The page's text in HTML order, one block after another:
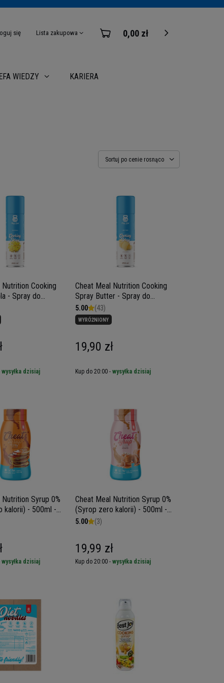
się Lista zakupowa 0,00 zł
WIEDZY KARIERA
Sortuj po cenie rosnąco
Cooking
- Spray do
- 250ml
wysyłka dzisiaj
Cheat Meal Nutrition Cooking
Spray Butter - Spray do
smażenia Maślany - 250ml
5.00 (43)
WYRÓŻNIONY
19,90 zł
Kup do 20:00 - wysyłka dzisiaj
Syrup 0%
kalorii) - 500ml -
wysyłka dzisiaj
Cheat Meal Nutrition Syrup 0%
(Syrop zero kalorii) - 500ml -
Słony karmel
5.00 (3)
19,99 zł
Kup do 20:00 - wysyłka dzisiaj